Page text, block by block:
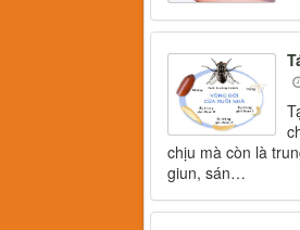
chịu mà còn là
giun, sán…